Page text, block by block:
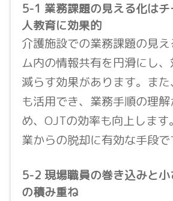
5-1 業務課題の見える化は
人教育に効果的
介護施設での業務課題の見
ム内の情報共有を円滑にし
減らす効果があります。ま
も活用でき、業務手順の理
め、OJTの効率も向上しま
業からの脱却に有効な手段で
5-2 現場職員の巻き込みと
の積み重ね